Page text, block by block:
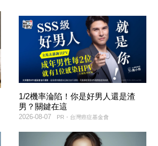
1/2機率淪陷！你是好男人還是渣
男？關鍵在這
PR・台灣癌症基金會
2026-08-07